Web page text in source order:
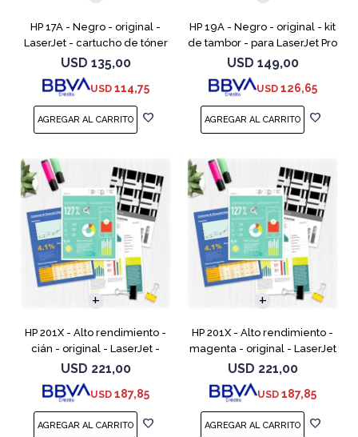
HP 17A - Negro - original -
LaserJet - cartucho de tóner
(CF217A) - para LaserJet Pro
M102a, M102w, MFP M130a,
MFP M130fn, MFP M
USD 135,00
USD 114,75
HP 19A - Negro - original - kit
de tambor - para LaserJet Pro
M102, M104, MFP M130, MFP
M132
USD 149,00
USD 126,65
HP 201X - Alto rendimiento -
cián - original - LaserJet -
cartucho de tóner (CF401X) -
para Color LaserJet Pro
M252dn, M252dw, M
USD 221,00
USD 187,85
HP 201X - Alto rendimiento -
magenta - original - LaserJet
- cartucho de tóner (CF403X)
- para Color LaserJet Pro
M252dn, M252dw
USD 221,00
USD 187,85